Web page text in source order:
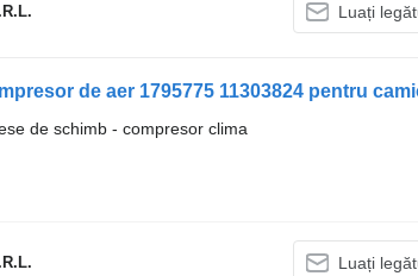
Luați
de aer 1795775 11303824 pentru
de schimb - compresor clima
Luați